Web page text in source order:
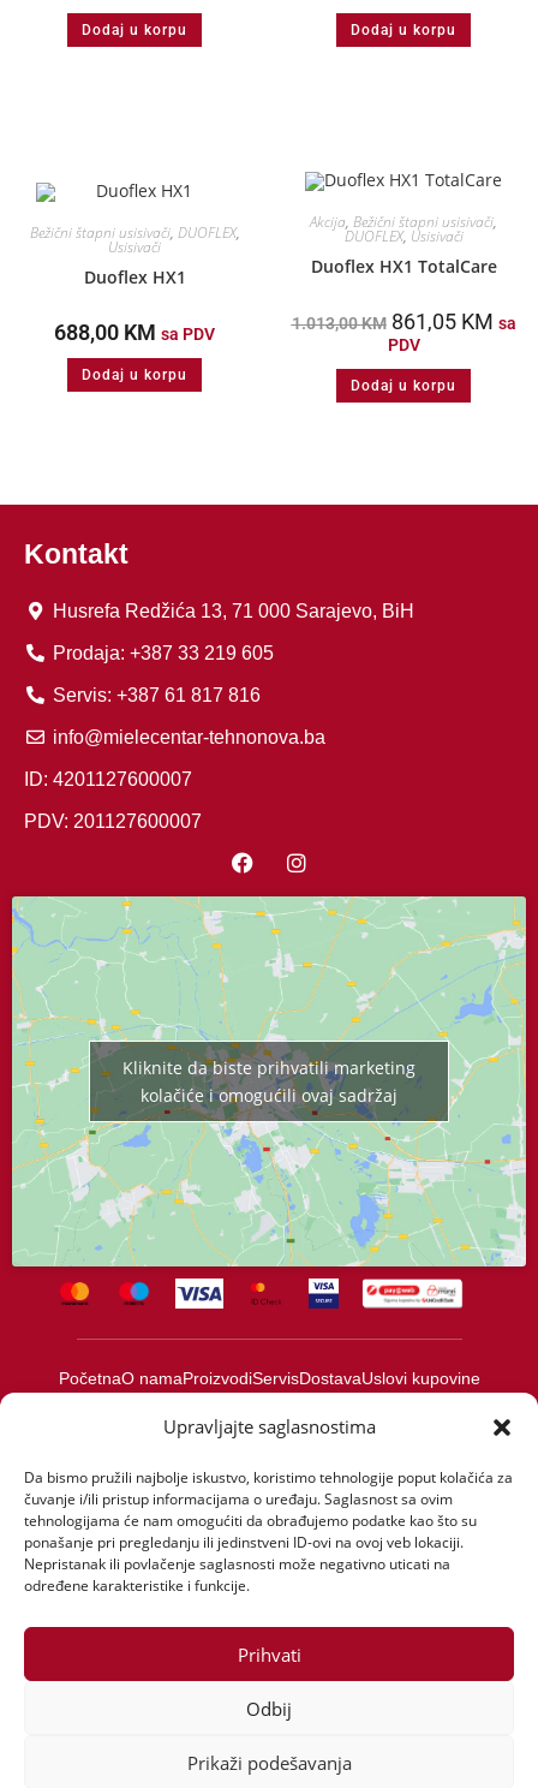
Upravljajte saglasnostima
Da bismo pružili najbolje iskustvo, koristimo tehnologije poput kolačića za
čuvanje i/ili pristup informacijama o uređaju. Saglasnost sa ovim
tehnologijama će nam omogućiti da obrađujemo podatke kao što su
ponašanje pri pregledanju ili jedinstveni ID-ovi na ovoj veb lokaciji.
Nepristanak ili povlačenje saglasnosti može negativno uticati na
određene karakteristike i funkcije.
Prihvati
Odbij
Prikaži podešavanja
Dodaj u korpu Dodaj u korpu
Bežični štapni usisivači, DUOFLEX,
Usisivači
Duoflex HX1
688,00 KM sa PDV
Dodaj u korpu
Akcija, Bežični štapni usisivači,
DUOFLEX, Usisivači
Duoflex HX1 TotalCare
1.013,00KM 861,05 KM sa
PDV
Dodaj u korpu
Kliknite da biste prihvatili marketing
kolačiće i omogućili ovaj sadržaj
Kontakt
Husrefa Redžića 13, 71 000 Sarajevo, BiH
Prodaja: +387 33 219 605
Servis: +387 61 817 816
info@mielecentar-tehnonova.ba
ID: 4201127600007
PDV: 201127600007
PočetnaO namaProizvodiServisDostavaUslovi kupovine